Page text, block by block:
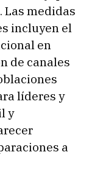
Las medidas
incluyen el
en
de canales
líderes y
y
a